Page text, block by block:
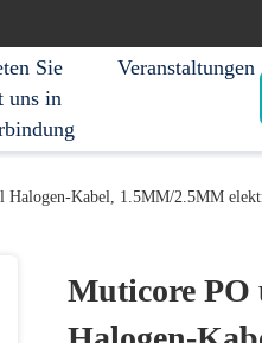
Sie
uns in
Veranstaltungen
Kabel, 1.5MM/2.5MM
Muticore PO